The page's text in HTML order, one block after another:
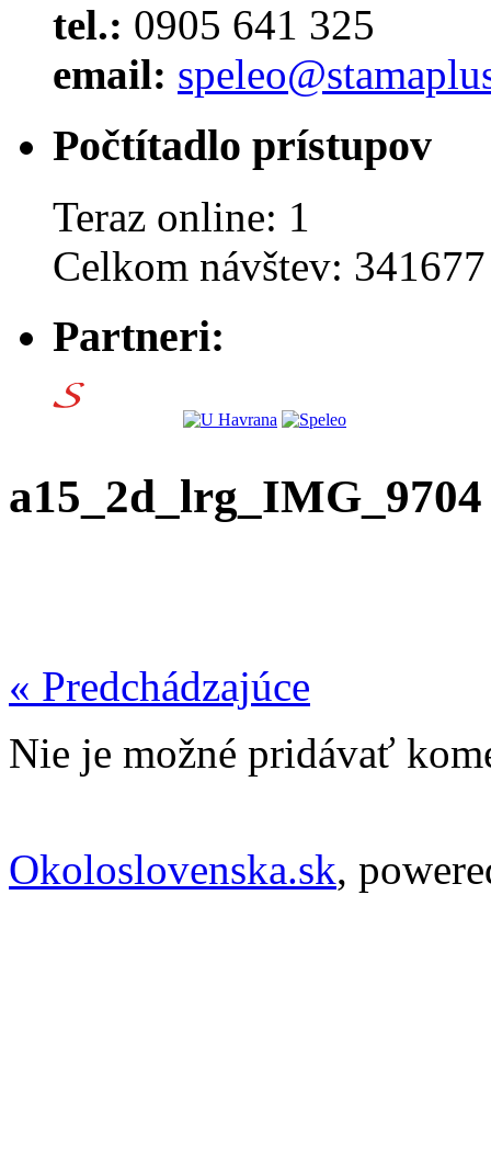
tel.: 0905 641 325
email:
Počtítadlo prístupov
Teraz online: 1
Celkom návštev: 341677
Partneri:
« Predchádzajúce
Nie je možné pridávať
Okoloslovenska.sk,